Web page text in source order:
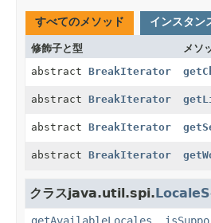
すべてのメソッド インスタン
修飾子と型 メソ
abstract BreakIterator
abstract BreakIterator
abstract BreakIterator
abstract BreakIterator
クラスjava.util.spi.
getAvailableLocales